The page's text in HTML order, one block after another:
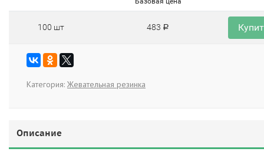
100 шт 483 Р
Категория: Жевательная резинка
Описание